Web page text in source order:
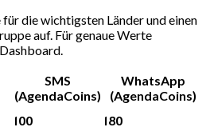
die wichtigsten Länder und einen
auf. Für genaue Werte
SMS
(AgendaCoins)
WhatsApp
(AgendaCoins)
100 180